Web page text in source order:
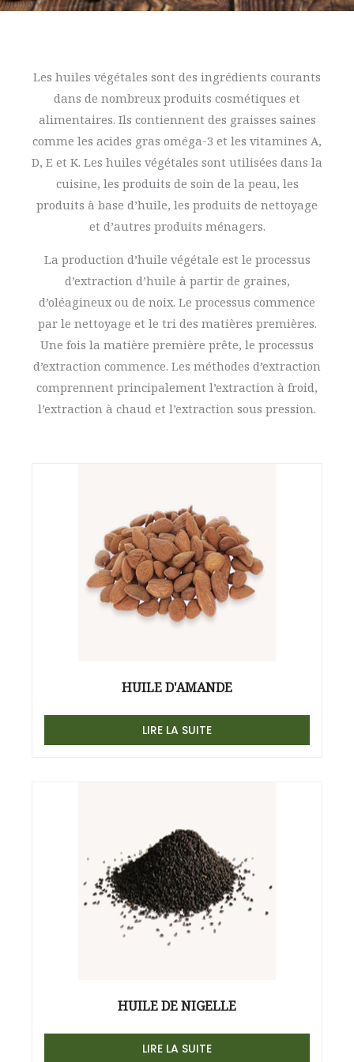
Les huiles végétales sont des ingrédients courants
dans de nombreux produits cosmétiques et
alimentaires. Ils contiennent des graisses saines
comme les acides gras oméga-3 et les vitamines A,
D, E et K. Les huiles végétales sont utilisées dans la
cuisine, les produits de soin de la peau, les
produits à base d’huile, les produits de nettoyage
et d’autres produits ménagers.
La production d’huile végétale est le processus
d’extraction d’huile à partir de graines,
d’oléagineux ou de noix. Le processus commence
par le nettoyage et le tri des matières premières.
Une fois la matière première prête, le processus
d’extraction commence. Les méthodes d’extraction
comprennent principalement l’extraction à froid,
l’extraction à chaud et l’extraction sous pression.
HUILE D'AMANDE
LIRE LA SUITE
HUILE DE NIGELLE
LIRE LA SUITE